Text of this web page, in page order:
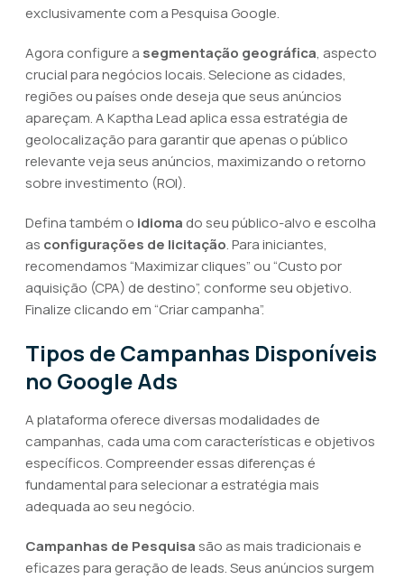
exclusivamente com a Pesquisa Google.
Agora configure a segmentação geográfica, aspecto
crucial para negócios locais. Selecione as cidades,
regiões ou países onde deseja que seus anúncios
apareçam. A Kaptha Lead aplica essa estratégia de
geolocalização para garantir que apenas o público
relevante veja seus anúncios, maximizando o retorno
sobre investimento (ROI).
Defina também o idioma do seu público-alvo e escolha
as configurações de licitação. Para iniciantes,
recomendamos “Maximizar cliques” ou “Custo por
aquisição (CPA) de destino”, conforme seu objetivo.
Finalize clicando em “Criar campanha”.
Tipos de Campanhas Disponíveis
no Google Ads
A plataforma oferece diversas modalidades de
campanhas, cada uma com características e objetivos
específicos. Compreender essas diferenças é
fundamental para selecionar a estratégia mais
adequada ao seu negócio.
Campanhas de Pesquisa são as mais tradicionais e
eficazes para geração de leads. Seus anúncios surgem